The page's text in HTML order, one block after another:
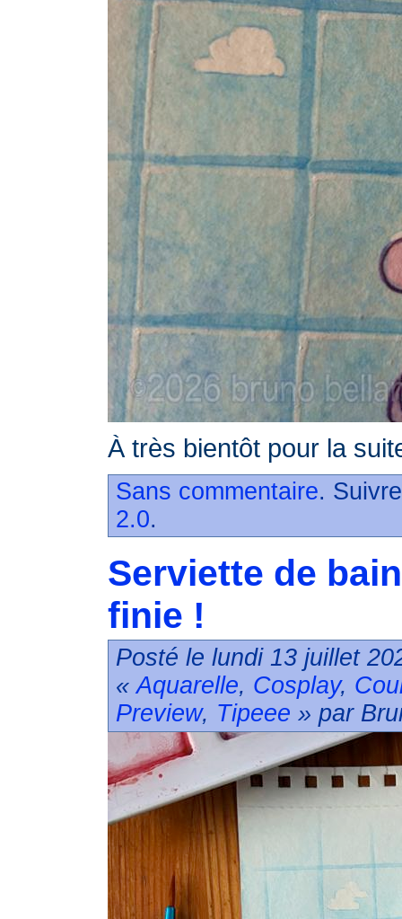
À très bientôt pour la
Sans commentaire.
2.0.
Serviette de
finie !
Posté le lundi 13 juillet
«Aquarelle, Cosplay,
Preview, Tipeee » par